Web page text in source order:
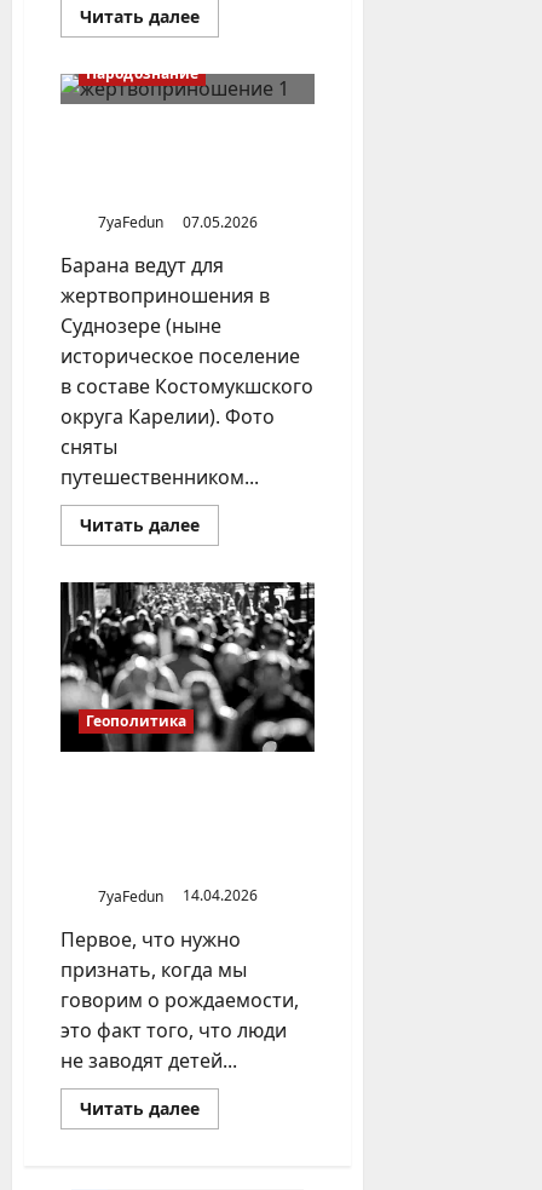
Читать далееПрочитать
больше
округа
в
Народознание
7yaFedun
07.05.2026
Барана ведут для
жертвоприношения в
Суднозере (ныне
историческое поселение
в составе Костомукшского
округа Карелии). Фото
сняты
путешественником...
Читать далееПрочитать
больше
животных
у
народов
финно-
угорской
группы
Геополитика
7yaFedun
14.04.2026
Первое, что нужно
признать, когда мы
говорим о рождаемости,
это факт того, что люди
не заводят детей...
Читать далееПрочитать
больше